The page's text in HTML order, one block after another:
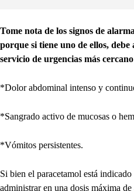
Tome nota de los signos de
porque si tiene uno de ellos,
servicio de urgencias más
*Dolor abdominal intenso y
*Sangrado activo de mucosas o
*Vómitos persistentes.
Si bien el paracetamol está indicado
administrar en una dosis máxima